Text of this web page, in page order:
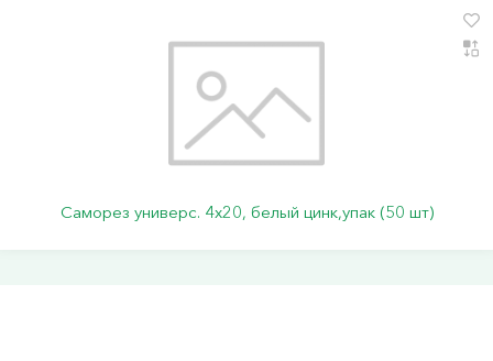
Саморез универс. 4х20, белый цинк,упак (50 шт)